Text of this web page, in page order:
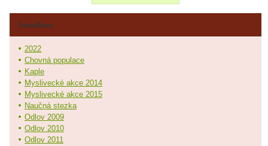
Fotoalbum
2022
Chovná populace
Kaple
Myslivecké akce 2014
Myslivecké akce 2015
Naučná stezka
Odlov 2009
Odlov 2010
Odlov 2011